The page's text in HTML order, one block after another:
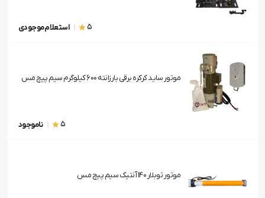
5 استعلام موجودی
موتور ساید کرکره برقی بارزانته 600 کیلوگرم سیم پیچ مس
5 ناموجود
موتور توبلار ۱۴۰ آنتیک سیم پیچ مس